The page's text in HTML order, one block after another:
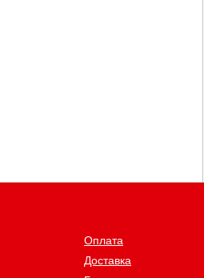
Оплата
Доставка